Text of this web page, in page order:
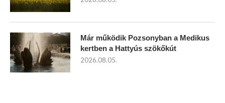
Már működik Pozsonyban a Medikus
kertben a Hattyús szökőkút
2026.08.05.